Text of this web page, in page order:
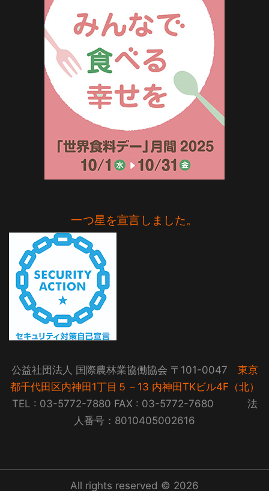
一つ星を宣言しました。
公益社団法人 国際農林業協働協会 〒101-0047 東京
都千代田区内神田1丁目５－13 内神田TKビル4F（北）
TEL : 03-5772-7880 FAX : 03-5772-7680 法
人番号：8010405002616
All rights reserved © 2026